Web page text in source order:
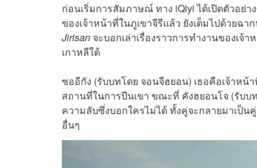
ก่อนเริ่มการสัมภาษณ์ ทาง iQiyi ได้เปิดตัวอย่
ของเจ้าหน้าที่ในภูเขาจีรีแล้ว ยังเต็มไปด้วยฉ
Jirisan จะบอกเล่าเรื่องราวการทำงานของเ
เกาหลีใต้
ซออีกัง (รับบทโดย จอนจีฮยอน) เธอคือเจ้าห
สถานที่ในการปีนเขา ขณะที่ คังฮยอนโจ (รับบ
ความลับซึ่งบอกใครไม่ได้ ทั้งคู่จะกลายมาเป็
อื่นๆ